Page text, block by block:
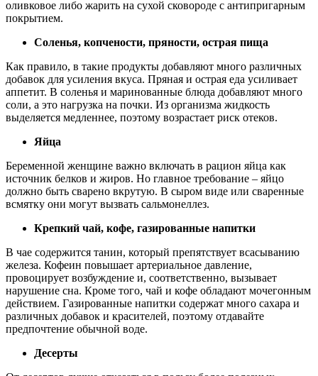
оливковое либо жарить на сухой сковороде с антипригарным
покрытием.
Соленья, копчености, пряности, острая пища
Как правило, в такие продукты добавляют много различных
добавок для усиления вкуса. Пряная и острая еда усиливает
аппетит. В соленья и маринованные блюда добавляют много
соли, а это нагрузка на почки. Из организма жидкость
выделяется медленнее, поэтому возрастает риск отеков.
Яйца
Беременной женщине важно включать в рацион яйца как
источник белков и жиров. Но главное требование – яйцо
должно быть сварено вкрутую. В сыром виде или сваренные
всмятку они могут вызвать сальмонеллез.
Крепкий чай, кофе, газированные напитки
В чае содержится танин, который препятствует всасыванию
железа. Кофеин повышает артериальное давление,
провоцирует возбуждение и, соответственно, вызывает
нарушение сна. Кроме того, чай и кофе обладают мочегонным
действием. Газированные напитки содержат много сахара и
различных добавок и красителей, поэтому отдавайте
предпочтение обычной воде.
Десерты